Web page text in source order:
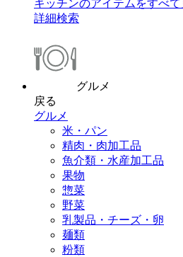
キッチンのアイテムをすべて
詳細検索
グルメ
戻る
グルメ
米・パン
精肉・肉加工品
魚介類・水産加工品
果物
惣菜
野菜
乳製品・チーズ・卵
麺類
粉類